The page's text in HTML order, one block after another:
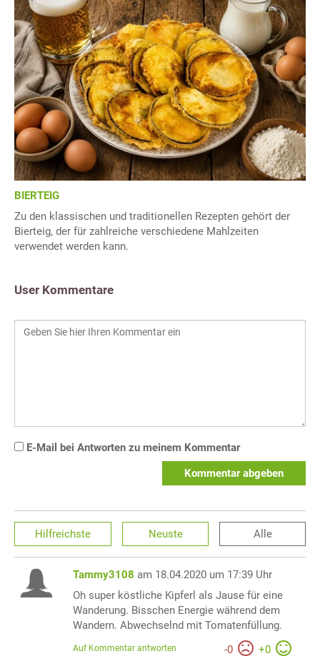
BIERTEIG
Zu den klassischen und traditionellen Rezepten gehört der
Bierteig, der für zahlreiche verschiedene Mahlzeiten
verwendet werden kann.
User Kommentare
E-Mail bei Antworten zu meinem Kommentar
Kommentar abgeben
Hilfreichste Neuste Alle
Tammy3108 am 18.04.2020 um 17:39 Uhr
Oh super köstliche Kipferl als Jause für eine
Wanderung. Bisschen Energie während dem
Wandern. Abwechselnd mit Tomatenfüllung.
-0 +0
Auf Kommentar antworten